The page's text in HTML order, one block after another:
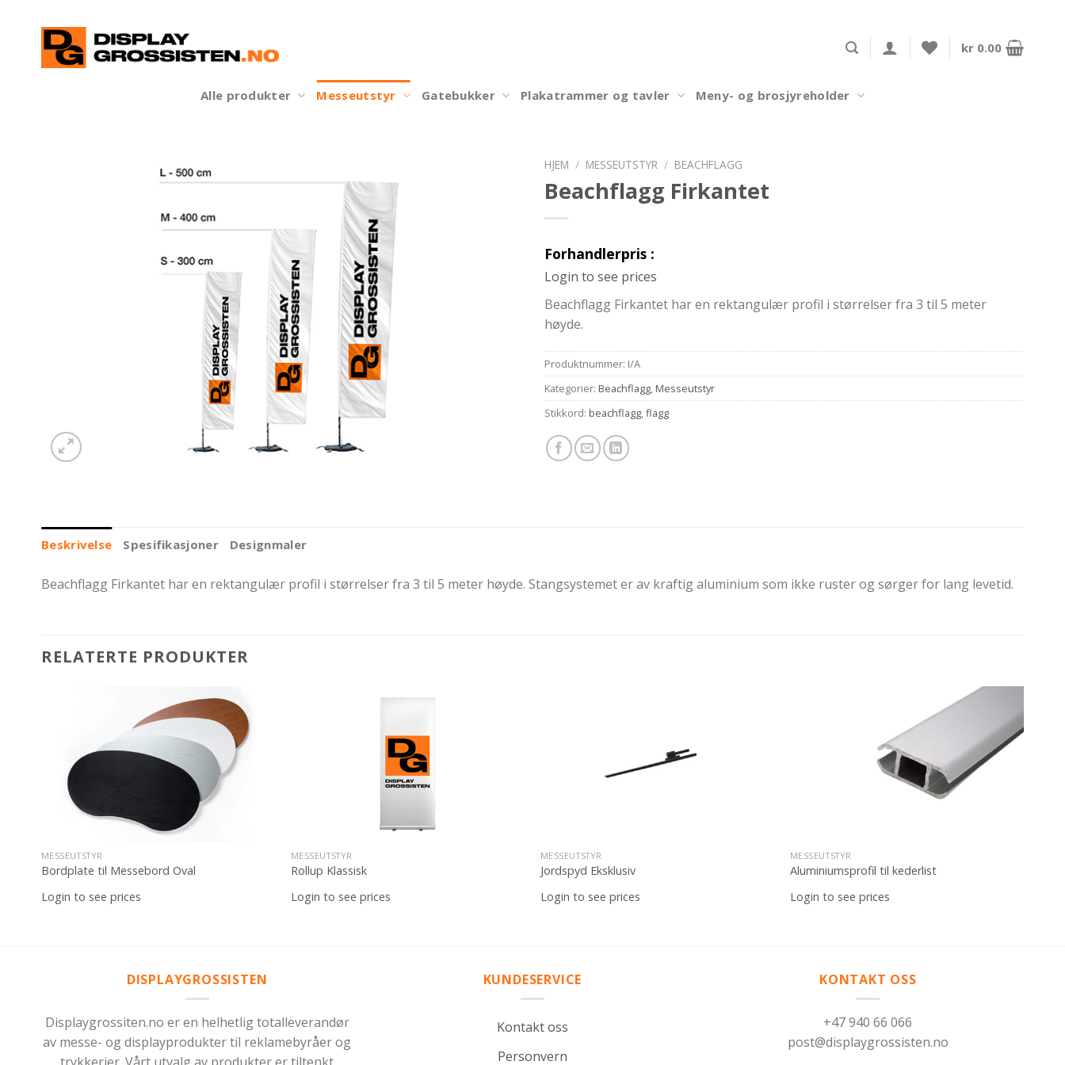
content
kr 0.00
Alle produkter Messeutstyr Gatebukker Plakatrammer og tavler Meny- og brosjyreholder
HJEM / MESSEUTSTYR / BEACHFLAGG
Beachflagg Firkantet
Forhandlerpris :
Login to see prices
Beachflagg Firkantet har en rektangulær profil i størrelser fra 3 til 5 meter
høyde.
Produktnummer: I/A
Kategorier: Beachflagg, Messeutstyr
Stikkord: beachflagg,flagg
Beskrivelse Spesifikasjoner Designmaler
Beachflagg Firkantet har en rektangulær profil i størrelser fra 3 til 5 meter høyde. Stangsystemet er av kraftig aluminium som ikke ruster og sørger for lang levetid.
RELATERTE PRODUKTER
Legg til
ønskeliste
MESSEUTSTYR
Bordplate til Messebord Oval
Login to see prices
MESSEUTSTYR
Rollup Klassisk
Login to see prices
MESSEUTSTYR
Jordspyd Eksklusiv
Login to see prices
Legg til
ønskeliste
MESSEUTSTYR
Aluminiumsprofil til kederlist
Login to see prices
DISPLAYGROSSISTEN
Displaygrossiten.no er en helhetlig totalleverandør
av messe- og displayprodukter til reklamebyråer og
KUNDESERVICE
Kontakt oss
Personvern
KONTAKT OSS
+47 940 66 066
post@displaygrossisten.no